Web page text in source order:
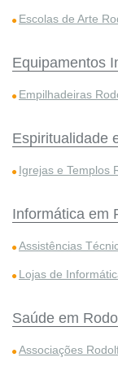
Escolas de Arte
Equipamentos
Empilhadeiras
Espiritualidade
Igrejas e Templos
Informática em
Assistências
Lojas de
Saúde em
Associações